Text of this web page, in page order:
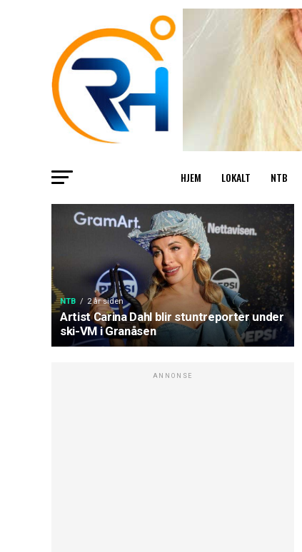
HJEM LOKALT NTB
NTB 2 år siden
Artist Carina Dahl blir stuntreporter under
ski-VM i Granåsen
ANNONSE